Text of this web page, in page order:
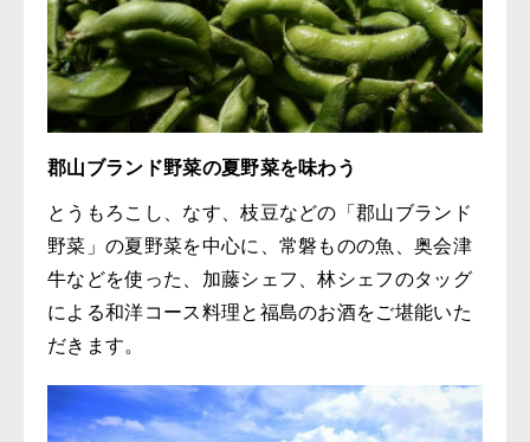
郡山ブランド野菜の夏野菜を味わう
とうもろこし、なす、枝豆などの「郡山ブランド
野菜」の夏野菜を中心に、常磐ものの魚、奥会津
牛などを使った、加藤シェフ、林シェフのタッグ
による和洋コース料理と福島のお酒をご堪能いた
だきます。